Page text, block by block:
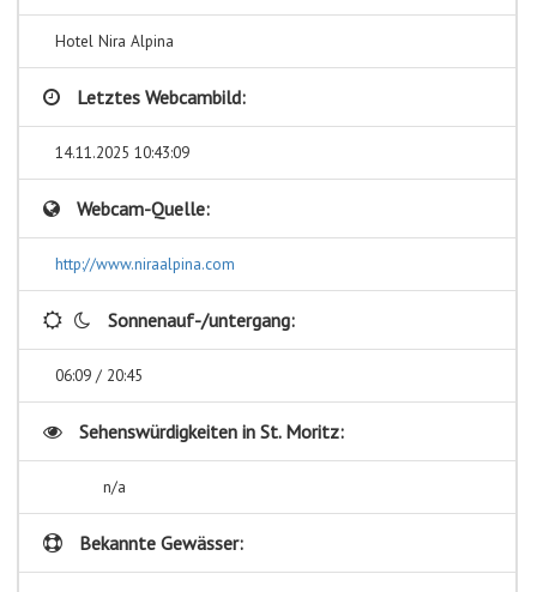
Hotel Nira Alpina
Letztes Webcambild:
14.11.2025 10:43:09
Webcam-Quelle:
http://www.niraalpina.com
Sonnenauf-/untergang:
06:09 / 20:45
Sehenswürdigkeiten in St. Moritz:
n/a
Bekannte Gewässer: